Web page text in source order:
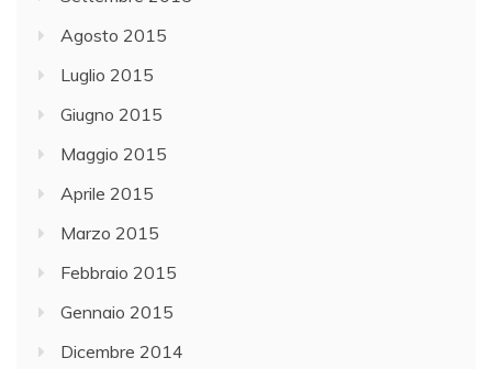
Agosto 2015
Luglio 2015
Giugno 2015
Maggio 2015
Aprile 2015
Marzo 2015
Febbraio 2015
Gennaio 2015
Dicembre 2014